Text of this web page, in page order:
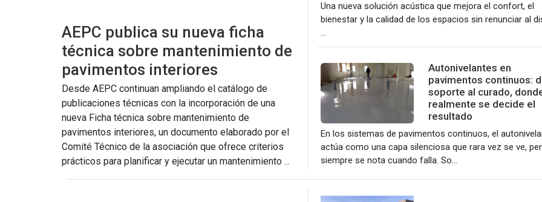
AEPC publica su nueva ficha
técnica sobre mantenimiento de
pavimentos interiores
Desde AEPC continuan ampliando el catálogo de
publicaciones técnicas con la incorporación de una
nueva Ficha técnica sobre mantenimiento de
pavimentos interiores, un documento elaborado por el
Comité Técnico de la asociación que ofrece criterios
prácticos para planificar y ejecutar un mantenimiento ...
Una nueva solución acústica que mejora el confort, el
bienestar y la calidad de los espacios sin renunciar al
...
Autonivelantes en
pavimentos continuos:
soporte al curado,
realmente se decide el
resultado
En los sistemas de pavimentos continuos, el
actúa como una capa silenciosa que rara vez se ve,
siempre se nota cuando falla. So...